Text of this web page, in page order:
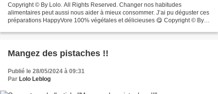
Copyright © By Lolo. All Rights Reserved. Changer nos habitudes
alimentaires peut aussi nous aider à mieux consommer. J’ai pu déguster ces
préparations HappyVore 100% végétales et délicieuses 😋 Copyright © By
Mangez des pistaches !!
Publié le 28/05/2024 à 09:31
Par Lolo Leblog